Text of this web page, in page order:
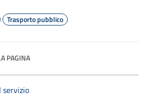
Trasporto pubblico
PAGINA
servizio